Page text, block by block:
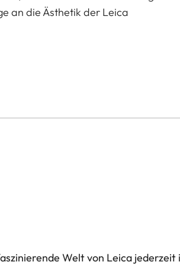
an die Ästhetik der Leica
Welt von Leica